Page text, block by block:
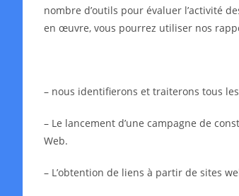
nombre d’outils pour évaluer l’activité
en œuvre, vous pourrez utiliser nos
– nous identifierons et traiterons tous
– Le lancement d’une campagne de
Web.
– L’obtention de liens à partir de sites